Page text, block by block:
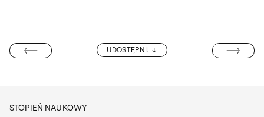
UDOSTĘPNIJ
THEL
DR HAB. JAN
STOPIEŃ NAUKOWY